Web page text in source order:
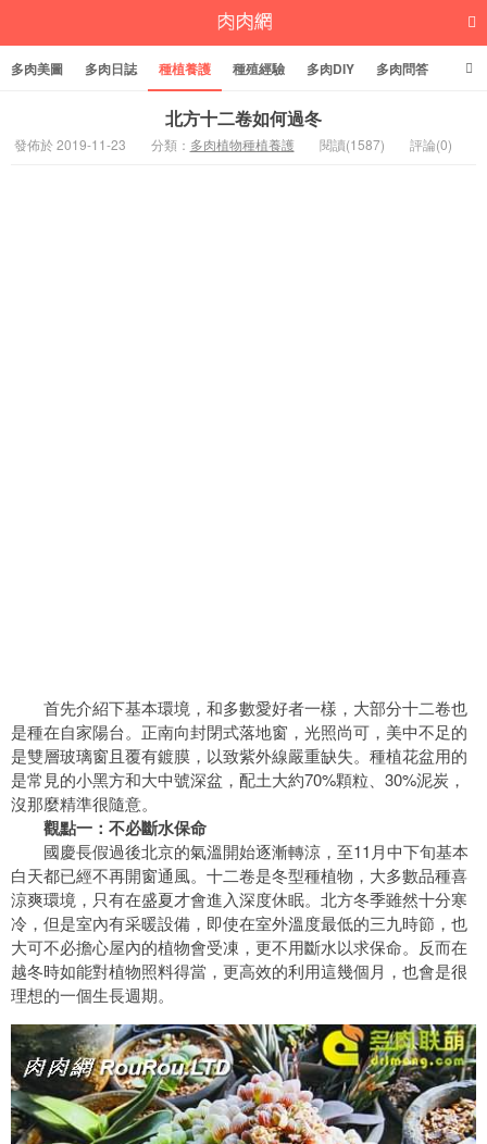
多肉美圖 多肉日誌 種植養護 種殖經驗 多肉DIY 多肉問答
北方十二卷如何過冬
發佈於 2019-11-23 分類： 多肉植物種植養護 閱讀(1587) 評論(0)
首先介紹下基本環境，和多數愛好者一樣，大部分十二卷也
是種在自家陽台。正南向封閉式落地窗，光照尚可，美中不足的
是雙層玻璃窗且覆有鍍膜，以致紫外線嚴重缺失。種植花盆用的
是常見的小黑方和大中號深盆，配土大約70%顆粒、30%泥炭，
沒那麼精準很隨意。
觀點一：不必斷水保命
國慶長假過後北京的氣溫開始逐漸轉涼，至11月中下旬基本
白天都已經不再開窗通風。十二卷是冬型種植物，大多數品種喜
涼爽環境，只有在盛夏才會進入深度休眠。北方冬季雖然十分寒
冷，但是室內有采暖設備，即使在室外溫度最低的三九時節，也
大可不必擔心屋內的植物會受凍，更不用斷水以求保命。反而在
越冬時如能對植物照料得當，更高效的利用這幾個月，也會是很
理想的一個生長週期。